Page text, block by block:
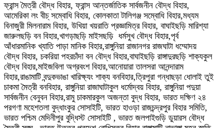
ফ্রান্স মৈত্রী বৌদ্ধ বিহার, ফ্রান্স আন্তর্জাতিক সার্বজনীন বৌদ্ধ বিহার,
আমেরিকা লং বীচ্ সম্বোধি বিহার, কোলকাতা টালিগঞ্জ সম্বোধি বিহার,মধ্যম
বিনাজুরী মিলনারাম বিহার, উখিয়া খয়রাতি প্রজ্ঞামিত্র বিহার, বাঘাইছড়ি মারিশ্যা
জারুলছড়ি বন বিহার,খাগড়াছড়ি মাইসছড়ি ধর্মসুখ বৌদ্ধ বিহার,পৃর্ব
আঁধারমানিক খ্যাতি পাড়া মানিক বিহার,রাঙ্গুনিয়া রাজানগর রাজঘাটা ধম্মোদয়
বৌদ্ধ বিহার, চকরিয়া পহরচাঁদা বন বৌদ্ধ বিহার,বাঘাইছড়ি রাঙ্গাদুরছড়ি শাক্যকুল
বৌদ্ধ বিহার,মাইজবিলা অগ্রবংশ বিহার,আনোয়ারা তালসরা আনন্দারাম
বিহার,রাঙামাটি বন্দুকভাঙা খারিক্ষ্যং শাক্য বনবিহার,ত্রিপুরা গন্ধাছড়া ধোলাই তুই
চাকমা মৈত্রী বনবিহার, রাঙ্গুনিয়া রাজাঘাটাকুল ধর্মোদ্বয় বিহার, রাঙ্গুনিয়া পদুয়া
সার্বজনীন বেনুবন বিহার,রামু চাকমারকুল অজন্তা বুদ্ধ বিহার, ভারত দক্ষিণ ২৪
পরগণা মহেশতলা বুদ্ধাংকুর সোসাইটি, ভারত হাওড়া রাজচন্দ্রপুর বিহার সমিতি,
ভারত পশ্চিম মেদিনীপুর বুদ্ধিস্ট সোসাইটি , ভারত জলপাইগুড়ি ডুয়ারস বৌদ্ধ